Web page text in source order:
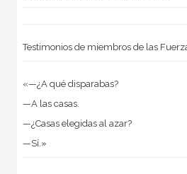
Testimonios de miembros de las
«—¿A qué disparabas?
—A las casas.
—¿Casas elegidas al azar?
—Sí.»